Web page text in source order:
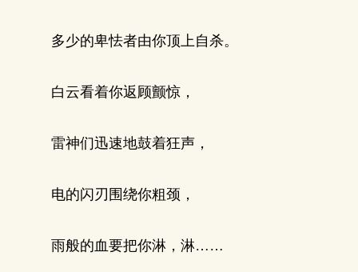
多少的卑怯者由你顶上自杀。
白云看着你返顾颤惊，
雷神们迅速地鼓着狂声，
电的闪刃围绕你粗颈，
雨般的血要把你淋，淋……